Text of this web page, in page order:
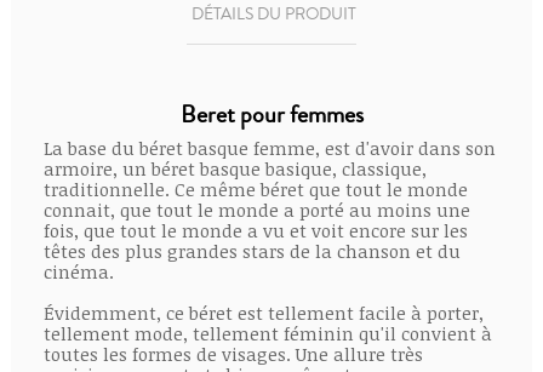
DÉTAILS DU PRODUIT
Beret pour femmes
La base du béret basque femme, est d'avoir dans son
armoire, un béret basque basique, classique,
traditionnelle. Ce même béret que tout le monde
connait, que tout le monde a porté au moins une
fois, que tout le monde a vu et voit encore sur les
têtes des plus grandes stars de la chanson et du
cinéma.
Évidemment, ce béret est tellement facile à porter,
tellement mode, tellement féminin qu'il convient à
toutes les formes de visages. Une allure très